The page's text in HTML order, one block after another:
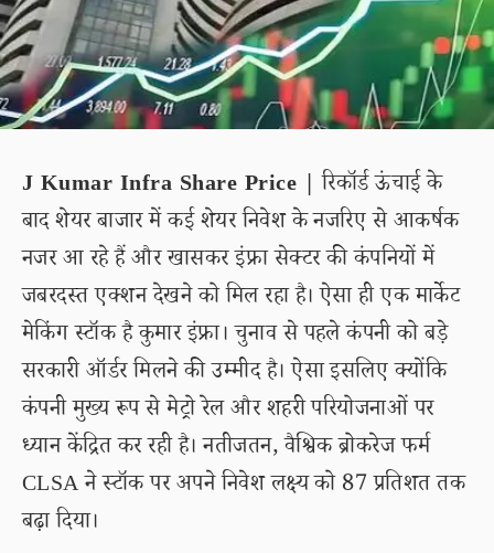
J Kumar Infra Share Price | रिकॉर्ड ऊंचाई के
बाद शेयर बाजार में कई शेयर निवेश के नजरिए से आकर्षक
नजर आ रहे हैं और खासकर इंफ्रा सेक्टर की कंपनियों में
जबरदस्त एक्शन देखने को मिल रहा है। ऐसा ही एक मार्केट
मेकिंग स्टॉक है कुमार इंफ्रा। चुनाव से पहले कंपनी को बड़े
सरकारी ऑर्डर मिलने की उम्मीद है। ऐसा इसलिए क्योंकि
कंपनी मुख्य रूप से मेट्रो रेल और शहरी परियोजनाओं पर
ध्यान केंद्रित कर रही है। नतीजतन, वैश्विक ब्रोकरेज फर्म
CLSA ने स्टॉक पर अपने निवेश लक्ष्य को 87 प्रतिशत तक
बढ़ा दिया।